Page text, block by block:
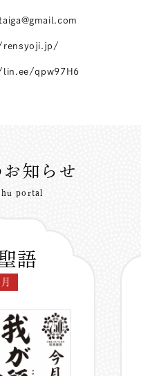
qpw97H6
お知らせ
portal
語